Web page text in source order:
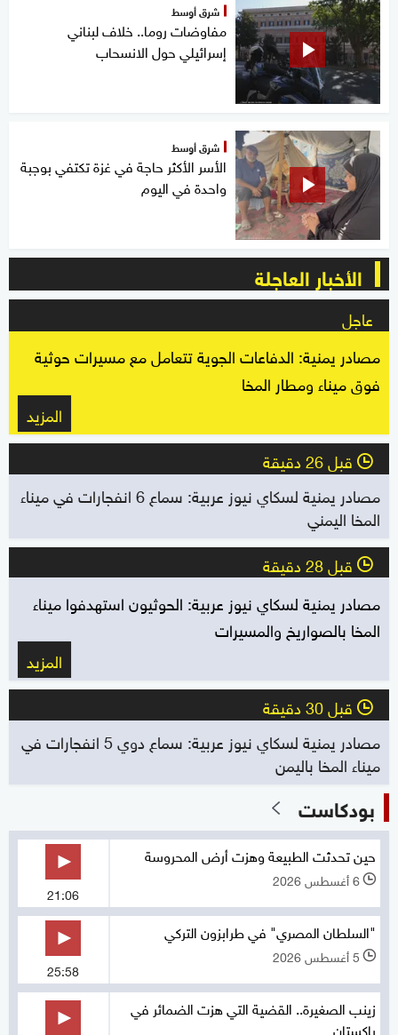
شرق أوسط
مفاوضات روما.. خلاف لبناني
إسرائيلي حول الانسحاب
شرق أوسط
الأسر الأكثر حاجة في غزة تكتفي بوجبة
واحدة في اليوم
الأخبار العاجلة
عاجل
مصادر يمنية: الدفاعات الجوية تتعامل مع مسيرات حوثية
فوق ميناء ومطار المخا
المزيد
l قبل 26 دقيقة
مصادر يمنية لسكاي نيوز عربية: سماع 6 انفجارات في ميناء
المخا اليمني
l قبل 28 دقيقة
مصادر يمنية لسكاي نيوز عربية: الحوثيون استهدفوا ميناء
المخا بالصواريخ والمسيرات
المزيد
l قبل 30 دقيقة
مصادر يمنية لسكاي نيوز عربية: سماع دوي 5 انفجارات في
ميناء المخا باليمن
بودكاست
حين تحدثت الطبيعة وهزت أرض المحروسة
l 6 أغسطس 2026
21:06
"السلطان المصري" في طرابزون التركي
l 5 أغسطس 2026
25:58
زينب الصغيرة.. القضية التي هزت الضمائر في
باكستان